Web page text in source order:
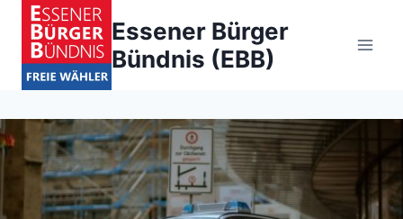
Zum
Inhalt
springen
Essener Bürger
Bündnis (EBB)